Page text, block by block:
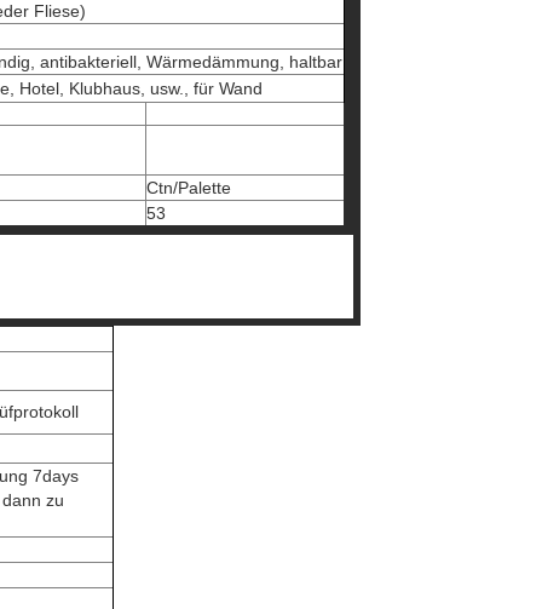
Fliese)
antibakteriell, Wärmedämmung, haltbar
Hotel, Klubhaus, usw., für Wand
Ctn/Palette
53
7days
zu